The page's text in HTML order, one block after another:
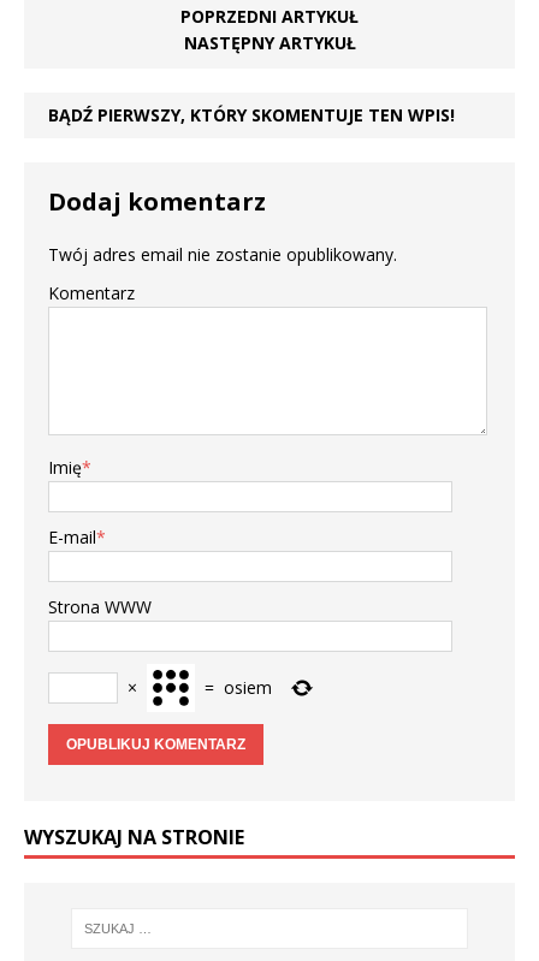
POPRZEDNI ARTYKUŁ
NASTĘPNY ARTYKUŁ
BĄDŹ PIERWSZY, KTÓRY SKOMENTUJE TEN WPIS!
Dodaj komentarz
Twój adres email nie zostanie opublikowany.
Komentarz
Imię*
E-mail*
Strona WWW
× = osiem
WYSZUKAJ NA STRONIE